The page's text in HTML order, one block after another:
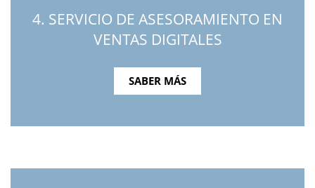
4. SERVICIO DE ASESORAMIENTO EN
VENTAS DIGITALES
SABER MÁS